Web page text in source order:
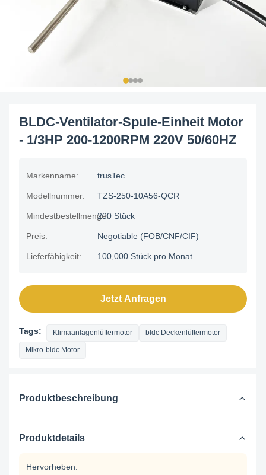
BLDC-Ventilator-Spule-Einheit Motor
- 1/3HP 200-1200RPM 220V 50/60HZ
Markenname: trusTec
Modellnummer: TZS-250-10A56-QCR
Mindestbestellmenge:200 Stück
Preis: Negotiable (FOB/CNF/CIF)
Lieferfähigkeit: 100,000 Stück pro Monat
Jetzt Anfragen
Tags: Klimaanlagenlüftermotor bldc Deckenlüftermotor
Mikro-bldc Motor
Produktbeschreibung
Produktdetails
Hervorheben: